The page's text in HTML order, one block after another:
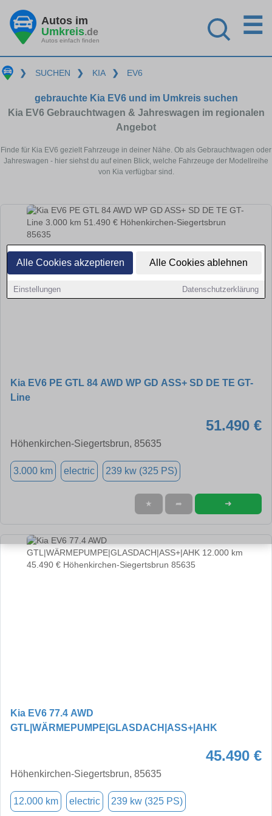
Alle Cookies akzeptieren Alle Cookies ablehnen
Einstellungen Datenschutzerklärung
Autos im
Umkreis.de
Autos einfach finden
☰
❯ SUCHEN ❯ KIA ❯ EV6
gebrauchte Kia EV6 und im Umkreis suchen
Kia EV6 Gebrauchtwagen & Jahreswagen im regionalen
Angebot
Finde für Kia EV6 gezielt Fahrzeuge in deiner Nähe. Ob als Gebrauchtwagen oder
Jahreswagen - hier siehst du auf einen Blick, welche Fahrzeuge der Modellreihe
von Kia verfügbar sind.
Kia EV6 PE GTL 84 AWD WP GD ASS+ SD DE TE GT-
Line
51.490 €
Höhenkirchen-Siegertsbrun, 85635
3.000 km electric 239 kw (325 PS)
★ ➦ ➜
Kia EV6 77.4 AWD
GTL|WÄRMEPUMPE|GLASDACH|ASS+|AHK
45.490 €
Höhenkirchen-Siegertsbrun, 85635
12.000 km electric 239 kw (325 PS)